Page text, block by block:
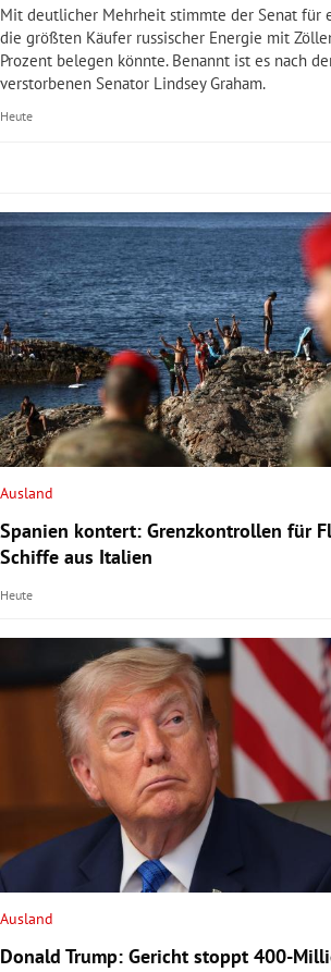
Untermenü
Untermenü
Untermenü
Untermenü
Untermenü
Mit deutlicher Mehrheit stimmte der Senat für
die größten Käufer russischer Energie mit
Prozent belegen könnte. Benannt ist es nach
verstorbenen Senator Lindsey Graham.
Heute
Ausland
Spanien kontert: Grenzkontrollen für
Schiffe aus Italien
Heute
Ausland
Donald Trump: Gericht stoppt 400-